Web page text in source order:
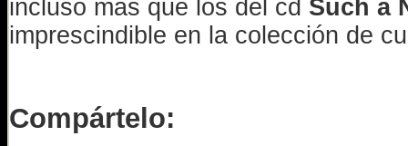
incluso mas que los del cd Such a
imprescindible en la colección de
Compártelo: